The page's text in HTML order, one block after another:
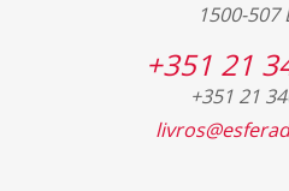
1500-507
+351 21
+351 21